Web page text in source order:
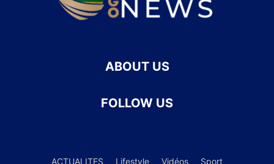
ABOUT US
FOLLOW US
ACTUALITES Lifestyle Vidéos Sport